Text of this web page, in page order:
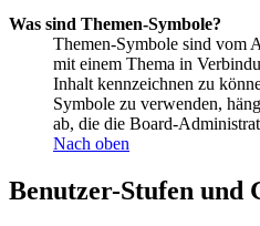
Was sind Themen-Symbole?
Themen-Symbole sind vom
mit einem Thema in
Inhalt kennzeichnen zu
Symbole zu verwenden,
ab, die die Board-
Nach oben
Benutzer-Stufen und